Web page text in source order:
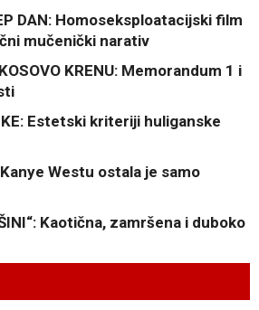
DAN: Homoseksploatacijski film
mučenički narativ
KRENU: Memorandum 1 i
Estetski kriteriji huliganske
Kanye Westu ostala je samo
Kaotična, zamršena i duboko